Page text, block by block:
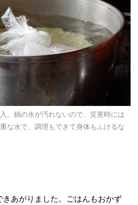
。鍋の水が汚れないので、災害時には
な水で、調理もできて身体もふけるな
あがりました。ごはんもおかず